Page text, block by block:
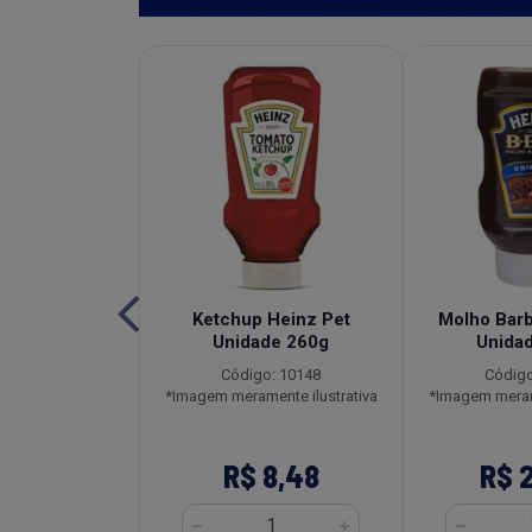
Ketchup Heinz Pet
Unidade 260g
Código: 10148
*Imagem meramente ilustrativa
R$ 8,48
Molho
*Imagem
R$